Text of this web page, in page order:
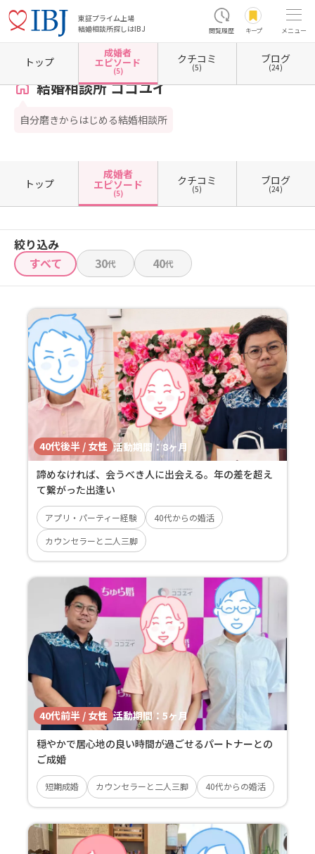
東証プライム上場
結婚相談所探しはIBJ
閲覧履歴 キープ メニュー
ホーム 沖縄県の結婚相談所 沖縄県宜野湾市 結婚相談所 ココユイ 成婚者エピソード
結婚相談所 ココユイ
自分磨きからはじめる結婚相談所
トップ
成婚者
エピソード
(5)
クチコミ
(5)
ブログ
(24)
トップ
成婚者
エピソード
(5)
クチコミ
(5)
ブログ
(24)
絞り込み
すべて
30代 40代
40代後半 / 女性 活動期間：8ヶ月
諦めなければ、会うべき人に出会える。年の差を超え
て繋がった出逢い
アプリ・パーティー経験
40代からの婚活
カウンセラーと二人三脚
40代前半 / 女性 活動期間： 5ヶ月
穏やかで居心地の良い時間が過ごせるパートナーとの
ご成婚
短期成婚 カウンセラーと二人三脚 40代からの婚活